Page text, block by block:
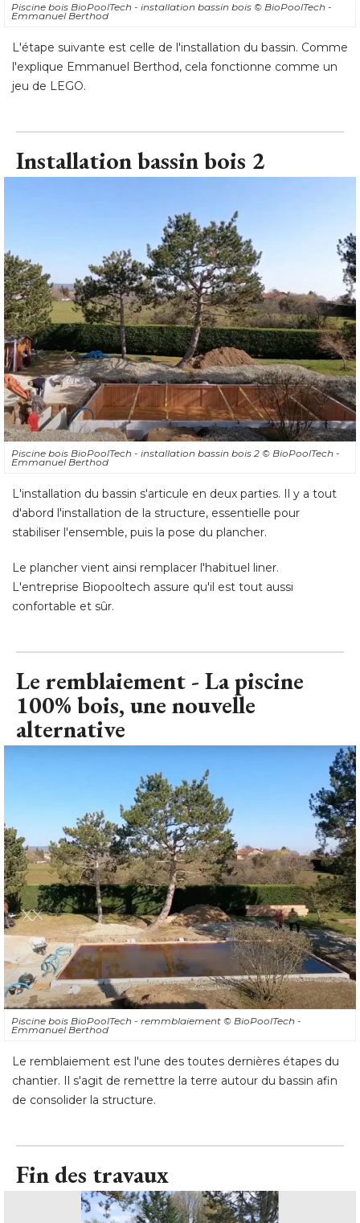
Piscine bois BioPoolTech - installation bassin bois © BioPoolTech -
Emmanuel Berthod
L'étape suivante est celle de l'installation du bassin. Comme
l'explique Emmanuel Berthod, cela fonctionne comme un
jeu de LEGO.
Installation bassin bois 2
Piscine bois BioPoolTech - installation bassin bois 2 © BioPoolTech -
Emmanuel Berthod
L'installation du bassin s'articule en deux parties. Il y a tout
d'abord l'installation de la structure, essentielle pour
stabiliser l'ensemble, puis la pose du plancher.
Le plancher vient ainsi remplacer l'habituel liner.
L'entreprise Biopooltech assure qu'il est tout aussi
confortable et sûr.
Le remblaiement - La piscine
100% bois, une nouvelle
alternative
Piscine bois BioPoolTech - remmblaiement © BioPoolTech -
Emmanuel Berthod
Le remblaiement est l'une des toutes dernières étapes du
chantier. Il s'agit de remettre la terre autour du bassin afin
de consolider la structure.
Fin des travaux